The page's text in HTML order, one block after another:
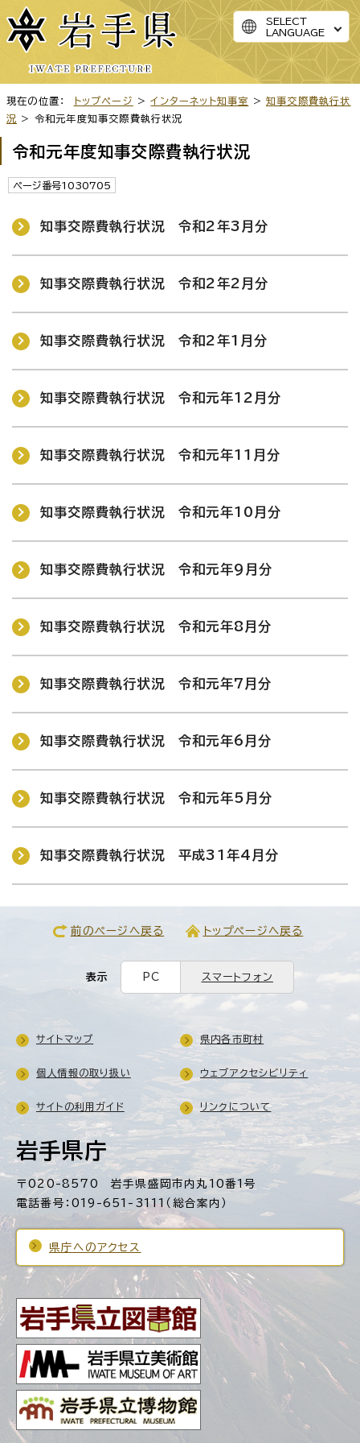
SELECT
LANGUAGE
現在の位置： トップページ >インターネット知事室 >知事交際費執行状
況
> 令和元年度知事交際費執行状況
令和元年度知事交際費執行状況
ページ番号1030705
知事交際費執行状況 令和2年3月分
知事交際費執行状況 令和2年2月分
知事交際費執行状況 令和2年1月分
知事交際費執行状況 令和元年12月分
知事交際費執行状況 令和元年11月分
知事交際費執行状況 令和元年10月分
知事交際費執行状況 令和元年9月分
知事交際費執行状況 令和元年8月分
知事交際費執行状況 令和元年7月分
知事交際費執行状況 令和元年6月分
知事交際費執行状況 令和元年5月分
知事交際費執行状況 平成31年4月分
前のページへ戻る トップページへ戻る
表示 PC スマートフォン
岩手県庁
〒020-8570 岩手県盛岡市内丸10番1号
電話番号：019-651-3111（総合案内）
県庁へのアクセス
サイトマップ 県内各市町村
個人情報の取り扱い ウェブアクセシビリティ
サイトの利用ガイド リンクについて